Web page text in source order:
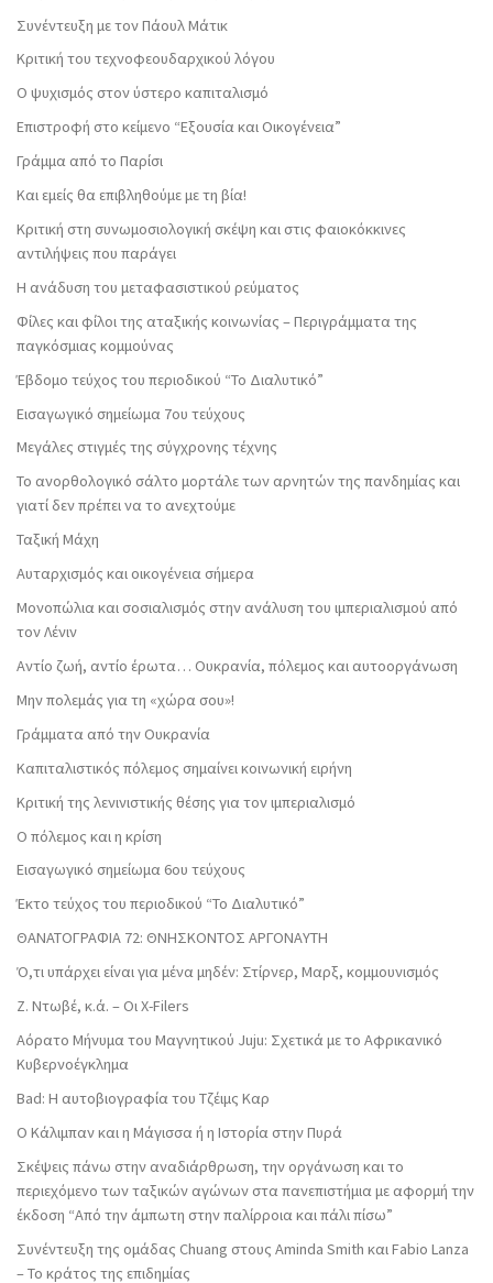
Συνέντευξη με τον Πάουλ Μάτικ
Κριτική του τεχνοφεουδαρχικού λόγου
Ο ψυχισμός στον ύστερο καπιταλισμό
Επιστροφή στο κείμενο “Εξουσία και Οικογένεια”
Γράμμα από το Παρίσι
Και εμείς θα επιβληθούμε με τη βία!
Κριτική στη συνωμοσιολογική σκέψη και στις φαιοκόκκινες
αντιλήψεις που παράγει
Η ανάδυση του μεταφασιστικού ρεύματος
Φίλες και φίλοι της αταξικής κοινωνίας – Περιγράμματα της
παγκόσμιας κομμούνας
Έβδομο τεύχος του περιοδικού “Το Διαλυτικό”
Εισαγωγικό σημείωμα 7ου τεύχους
Μεγάλες στιγμές της σύγχρονης τέχνης
Το ανορθολογικό σάλτο μορτάλε των αρνητών της πανδημίας και
γιατί δεν πρέπει να το ανεχτούμε
Ταξική Μάχη
Αυταρχισμός και οικογένεια σήμερα
Μονοπώλια και σοσιαλισμός στην ανάλυση του ιμπεριαλισμού από
τον Λένιν
Αντίο ζωή, αντίο έρωτα… Ουκρανία, πόλεμος και αυτοοργάνωση
Μην πολεμάς για τη «χώρα σου»!
Γράμματα από την Ουκρανία
Καπιταλιστικός πόλεμος σημαίνει κοινωνική ειρήνη
Κριτική της λενινιστικής θέσης για τον ιμπεριαλισμό
Ο πόλεμος και η κρίση
Εισαγωγικό σημείωμα 6ου τεύχους
Έκτο τεύχος του περιοδικού “Το Διαλυτικό”
ΘΑΝΑΤΟΓΡΑΦΙΑ 72: ΘΝΗΣΚΟΝΤOΣ ΑΡΓΟΝΑΥΤΗ
Ό,τι υπάρχει είναι για μένα μηδέν: Στίρνερ, Μαρξ, κομμουνισμός
Ζ. Ντωβέ, κ.ά. – Οι X-Filers
Αόρατο Μήνυμα του Μαγνητικού Juju: Σχετικά με το Αφρικανικό
Κυβερνοέγκλημα
Bad: Η αυτοβιογραφία του Τζέιμς Καρ
Ο Κάλιμπαν και η Μάγισσα ή η Ιστορία στην Πυρά
Σκέψεις πάνω στην αναδιάρθρωση, την οργάνωση και το
περιεχόμενο των ταξικών αγώνων στα πανεπιστήμια με αφορμή την
έκδοση “Από την άμπωτη στην παλίρροια και πάλι πίσω”
Συνέντευξη της ομάδας Chuang στους Aminda Smith και Fabio Lanza
– Το κράτος της επιδημίας